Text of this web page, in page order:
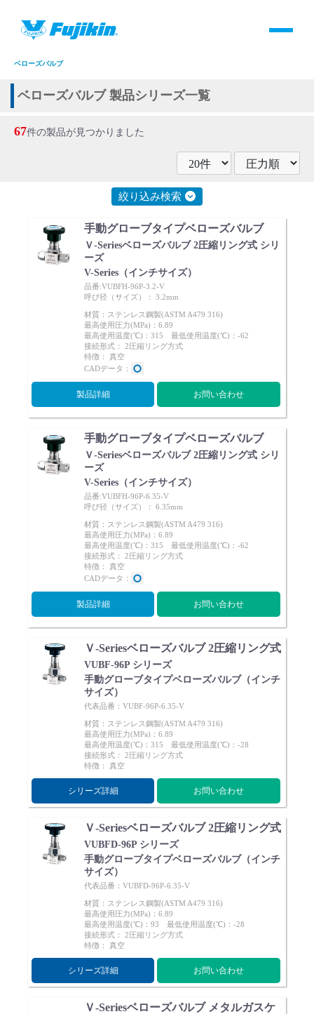
バルブ・継手・システムを探す
製品カタログダウンロード
サポート
よくあるご質問(FAQ)・用語集
Cv値・流量計算ツール
製品動画一覧
バルブと継手のきほん
説明会・講習会
Corporate Blog
採用情報
Language：日本語／ English
お問い合わせ
ベローズバルブ
ベローズバルブ 製品シリーズ一覧
67件の製品が見つかりました
絞り込み検索
手動グローブタイプベローズバルブ
Ｖ-Seriesベローズバルブ 2圧縮リング式 シリ
ーズ
V-Series（インチサイズ）
品番:VUBFH-96P-3.2-V
呼び径（サイズ）： 3.2mm
材質：ステンレス鋼製(ASTM A479 316)
最高使用圧力(MPa)：6.89
最高使用温度(℃)：315 最低使用温度(℃)：-62
接続形式： 2圧縮リング方式
特徴： 真空
CADデータ：
製品詳細 お問い合わせ
手動グローブタイプベローズバルブ
Ｖ-Seriesベローズバルブ 2圧縮リング式 シリ
ーズ
V-Series（インチサイズ）
品番:VUBFH-96P-6.35-V
呼び径（サイズ）： 6.35mm
材質：ステンレス鋼製(ASTM A479 316)
最高使用圧力(MPa)：6.89
最高使用温度(℃)：315 最低使用温度(℃)：-62
接続形式： 2圧縮リング方式
特徴： 真空
CADデータ：
製品詳細 お問い合わせ
Ｖ-Seriesベローズバルブ 2圧縮リング式
VUBF-96P シリーズ
手動グローブタイプベローズバルブ（インチ
サイズ）
代表品番：VUBF-96P-6.35-V
材質：ステンレス鋼製(ASTM A479 316)
最高使用圧力(MPa)：6.89
最高使用温度(℃)：315 最低使用温度(℃)：-28
接続形式： 2圧縮リング方式
特徴： 真空
シリーズ詳細 お問い合わせ
Ｖ-Seriesベローズバルブ 2圧縮リング式
VUBFD-96P シリーズ
手動グローブタイプベローズバルブ（インチ
サイズ）
代表品番：VUBFD-96P-6.35-V
材質：ステンレス鋼製(ASTM A479 316)
最高使用圧力(MPa)：6.89
最高使用温度(℃)：93 最低使用温度(℃)：-28
接続形式： 2圧縮リング方式
特徴： 真空
シリーズ詳細 お問い合わせ
Ｖ-Seriesベローズバルブ メタルガスケ